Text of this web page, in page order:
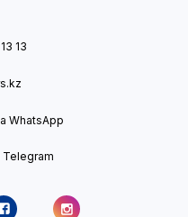
13
WhatsApp
Telegram